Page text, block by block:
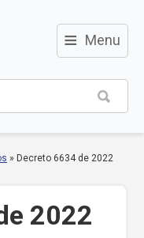
≡ Menu
» Decreto 6634 de 2022
2022